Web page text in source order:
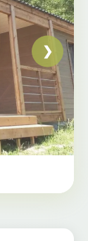
❯